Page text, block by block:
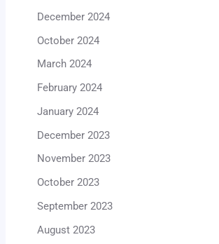
December 2024
October 2024
March 2024
February 2024
January 2024
December 2023
November 2023
October 2023
September 2023
August 2023